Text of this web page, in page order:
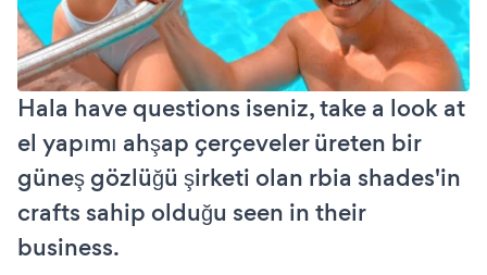
Hala have questions iseniz, take a look at
el yapımı ahşap çerçeveler üreten bir
güneş gözlüğü şirketi olan rbia shades'in
crafts sahip olduğu seen in their
business.